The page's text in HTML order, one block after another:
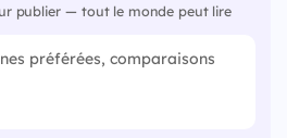
publier — tout le monde peut lire